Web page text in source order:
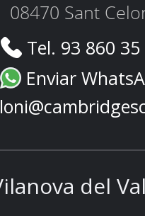
08470 Sant
Tel. 93 860
Enviar
del